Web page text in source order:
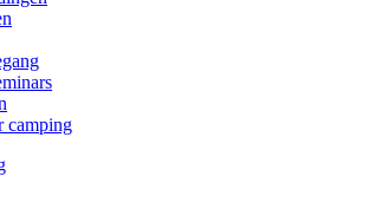
camping